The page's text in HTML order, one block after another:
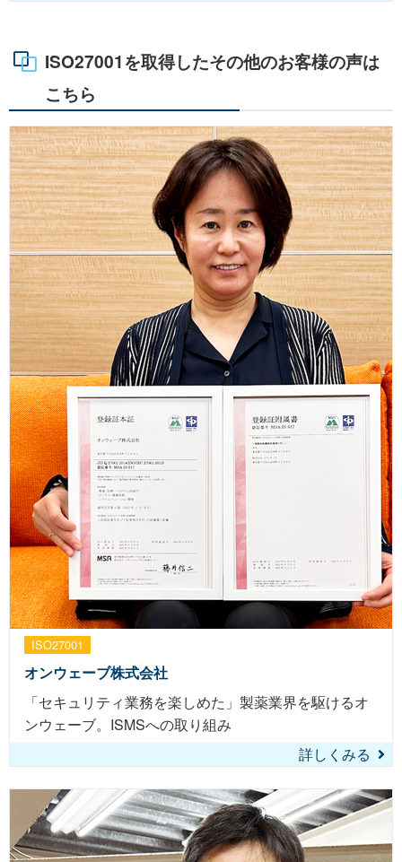
ISO27001を取得したその他のお客様の声は
こちら
ISO27001
オンウェーブ株式会社
「セキュリティ業務を楽しめた」製薬業界を駆けるオ
ンウェーブ。ISMSへの取り組み
詳しくみる